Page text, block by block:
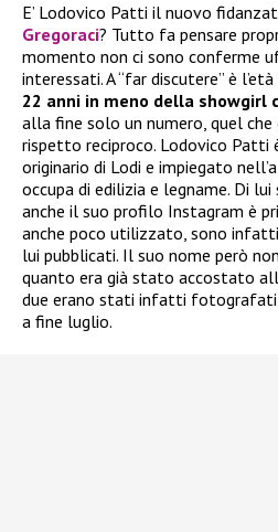
E’ Lodovico Patti il nuovo
Gregoraci? Tutto fa pensare
momento non ci sono conferme
interessati. A “far discutere” è
22 anni in meno della showgirl
alla fine solo un numero, quel che
rispetto reciproco. Lodovico Patti
originario di Lodi e impiegato
occupa di edilizia e legname. Di
anche il suo profilo Instagram è
anche poco utilizzato, sono
lui pubblicati. Il suo nome però
quanto era già stato accostato
due erano stati infatti fotografati
a fine luglio.